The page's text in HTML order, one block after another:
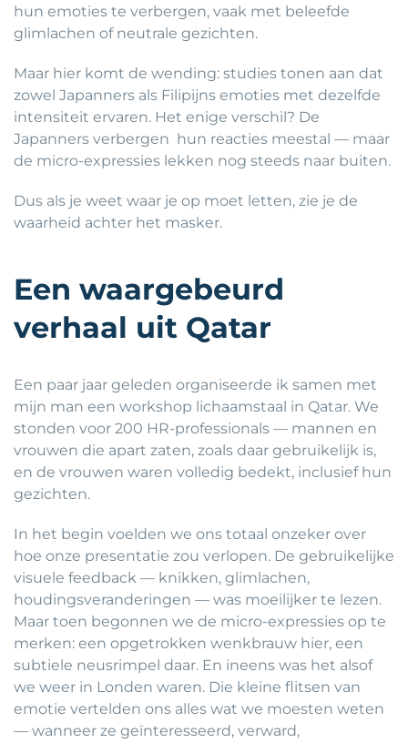
hun emoties te verbergen, vaak met beleefde
glimlachen of neutrale gezichten.
Maar hier komt de wending: studies tonen aan dat
zowel Japanners als Filipijns emoties met dezelfde
intensiteit ervaren. Het enige verschil? De
Japanners verbergen hun reacties meestal — maar
de micro-expressies lekken nog steeds naar buiten.
Dus als je weet waar je op moet letten, zie je de
waarheid achter het masker.
Een waargebeurd
verhaal uit Qatar
Een paar jaar geleden organiseerde ik samen met
mijn man een workshop lichaamstaal in Qatar. We
stonden voor 200 HR-professionals — mannen en
vrouwen die apart zaten, zoals daar gebruikelijk is,
en de vrouwen waren volledig bedekt, inclusief hun
gezichten.
In het begin voelden we ons totaal onzeker over
hoe onze presentatie zou verlopen. De gebruikelijke
visuele feedback — knikken, glimlachen,
houdingsveranderingen — was moeilijker te lezen.
Maar toen begonnen we de micro-expressies op te
merken: een opgetrokken wenkbrauw hier, een
subtiele neusrimpel daar. En ineens was het alsof
we weer in Londen waren. Die kleine flitsen van
emotie vertelden ons alles wat we moesten weten
— wanneer ze geïnteresseerd, verward,